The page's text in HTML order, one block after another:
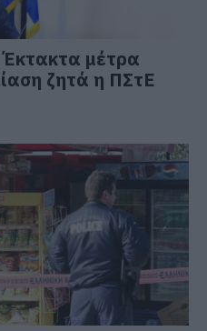
μέτρα
ζητά η ΠΣτΕ